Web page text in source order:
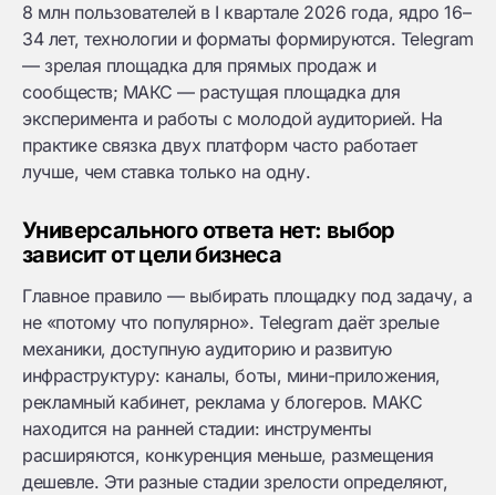
8 млн пользователей в I квартале 2026 года, ядро 16–
34 лет, технологии и форматы формируются. Telegram
— зрелая площадка для прямых продаж и
сообществ; МАКС — растущая площадка для
эксперимента и работы с молодой аудиторией. На
практике связка двух платформ часто работает
лучше, чем ставка только на одну.
Универсального ответа нет: выбор
зависит от цели бизнеса
Главное правило — выбирать площадку под задачу, а
не «потому что популярно». Telegram даёт зрелые
механики, доступную аудиторию и развитую
инфраструктуру: каналы, боты, мини-приложения,
рекламный кабинет, реклама у блогеров. МАКС
находится на ранней стадии: инструменты
расширяются, конкуренция меньше, размещения
дешевле. Эти разные стадии зрелости определяют,